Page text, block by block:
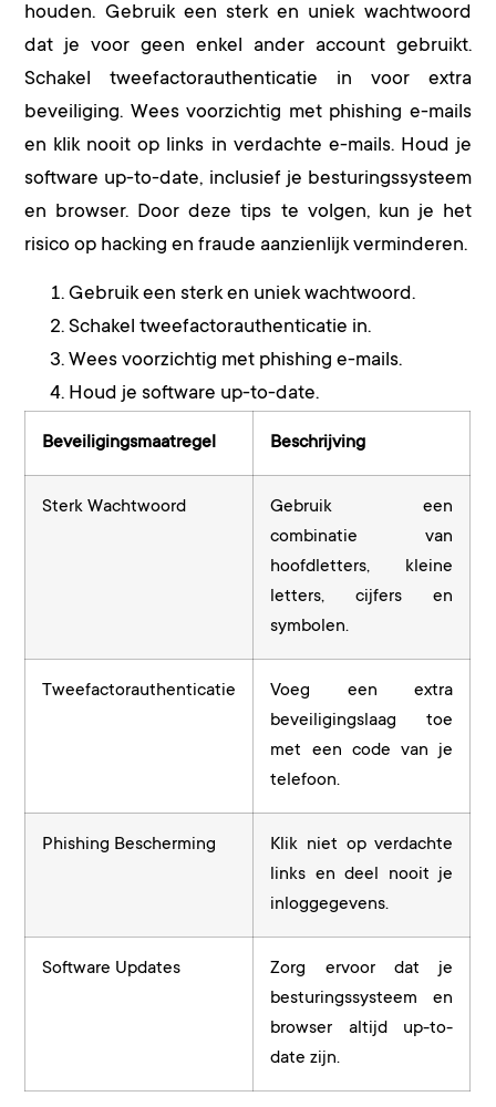
houden. Gebruik een sterk en uniek wachtwoord
dat je voor geen enkel ander account gebruikt.
Schakel tweefactorauthenticatie in voor extra
beveiliging. Wees voorzichtig met phishing e-mails
en klik nooit op links in verdachte e-mails. Houd je
software up-to-date, inclusief je besturingssysteem
en browser. Door deze tips te volgen, kun je het
risico op hacking en fraude aanzienlijk verminderen.
Gebruik een sterk en uniek wachtwoord.
Schakel tweefactorauthenticatie in.
Wees voorzichtig met phishing e-mails.
Houd je software up-to-date.
Beveiligingsmaatregel Beschrijving
Sterk Wachtwoord
Gebruik een
combinatie van
hoofdletters, kleine
letters, cijfers en
symbolen.
Tweefactorauthenticatie
Voeg een extra
beveiligingslaag toe
met een code van je
telefoon.
Phishing Bescherming
Klik niet op verdachte
links en deel nooit je
inloggegevens.
Software Updates
Zorg ervoor dat je
besturingssysteem en
browser altijd up-to-
date zijn.